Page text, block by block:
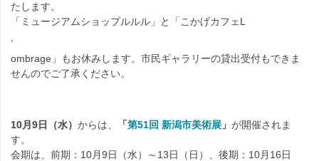
たします。
「ミュージアムショップルルル」と「こかげカフェL
’
ombrage」もお休みします。市民ギャラリーの貸出受付もできま
せんのでご了承ください。
10月9日（水） からは、 「第51回 新潟市美術展 」 が開催されま
す。
会期は、前期：10月9日（水）～13日（日）、後期：10月16日